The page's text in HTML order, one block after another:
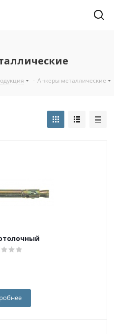
- Анкеры металлические